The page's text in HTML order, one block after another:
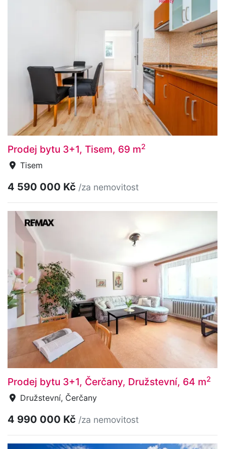
Prodej bytu 3+1, Tisem, 69 m2
Tisem
4 590 000 Kč /za nemovitost
Prodej bytu 3+1, Čerčany, Družstevní, 64 m2
Družstevní, Čerčany
4 990 000 Kč /za nemovitost